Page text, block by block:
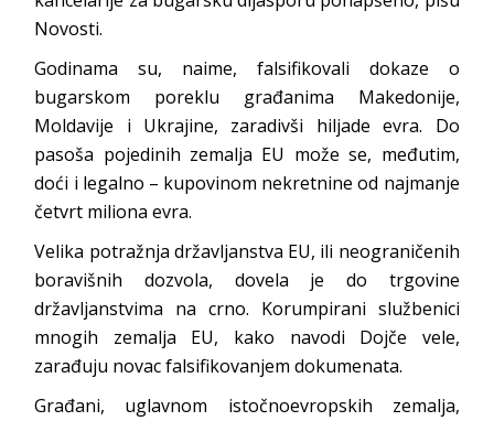
Novosti.
Godinama su, naime, falsifikovali dokaze o
bugarskom poreklu građanima Makedonije,
Moldavije i Ukrajine, zaradivši hiljade evra. Do
pasoša pojedinih zemalja EU može se, međutim,
doći i legalno – kupovinom nekretnine od najmanje
četvrt miliona evra.
Velika potražnja državljanstva EU, ili neograničenih
boravišnih dozvola, dovela je do trgovine
državljanstvima na crno. Korumpirani službenici
mnogih zemalja EU, kako navodi Dojče vele,
zarađuju novac falsifikovanjem dokumenata.
Građani, uglavnom istočnoevropskih zemalja,